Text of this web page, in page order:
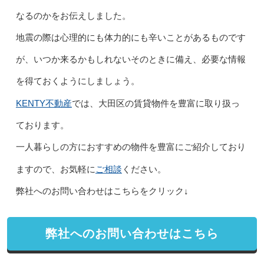
なるのかをお伝えしました。
地震の際は心理的にも体力的にも辛いことがあるものです
が、いつか来るかもしれないそのときに備え、必要な情報
を得ておくようにしましょう。
KENTY不動産では、大田区の賃貸物件を豊富に取り扱っ
ております。
一人暮らしの方におすすめの物件を豊富にご紹介しており
ますので、お気軽にご相談 ください。
弊社へのお問い合わせはこちらをクリック↓
弊社へのお問い合わせはこちら